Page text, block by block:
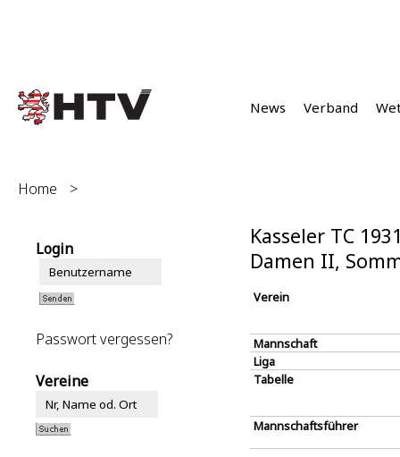
News Verband
Home >
Login
Passwort vergessen?
Vereine
Kasseler TC
Damen II,
Verein
Mannschaft
Liga
Tabelle
Mannschaftsführer